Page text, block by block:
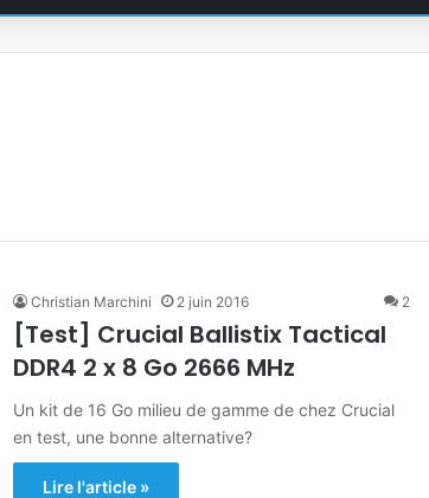
Christian Marchini 2 juin 2016 2
[Test] Crucial Ballistix Tactical
DDR4 2 x 8 Go 2666 MHz
Un kit de 16 Go milieu de gamme de chez Crucial
en test, une bonne alternative?
Lire l'article »